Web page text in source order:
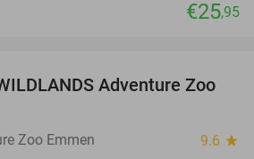
€25,95
24%
Adventure Zoo
Zoo Emmen 9.6 star